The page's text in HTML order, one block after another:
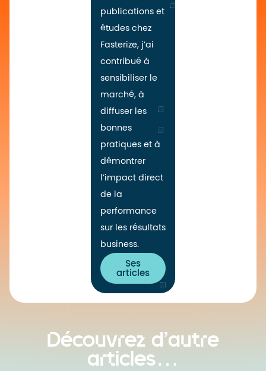
publications et
études chez
Fasterize, j’ai
contribué à
sensibiliser le
marché, à
diffuser les
bonnes
pratiques et à
démontrer
l’impact direct
de la
performance
sur les résultats
business.
Ses
articles
Découvrez d’autre
articles…